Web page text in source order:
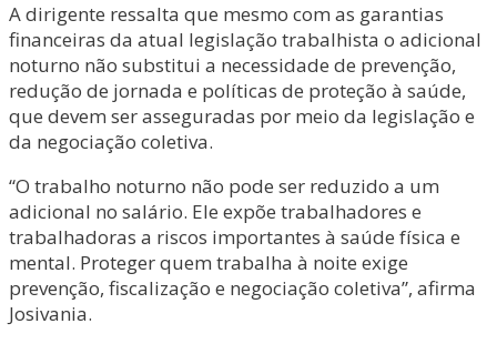
A dirigente ressalta que mesmo com as garantias
financeiras da atual legislação trabalhista o adicional
noturno não substitui a necessidade de prevenção,
redução de jornada e políticas de proteção à saúde,
que devem ser asseguradas por meio da legislação e
da negociação coletiva.
“O trabalho noturno não pode ser reduzido a um
adicional no salário. Ele expõe trabalhadores e
trabalhadoras a riscos importantes à saúde física e
mental. Proteger quem trabalha à noite exige
prevenção, fiscalização e negociação coletiva”, afirma
Josivania.